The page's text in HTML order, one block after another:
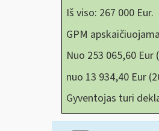
Iš viso: 267 000 Eur.
GPM
Nuo 253 065,60
nuo 13 934,40 Eur
Gyventojas turi